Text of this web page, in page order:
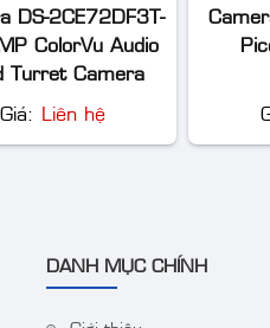
DS-2CE72DF3T-
ColorVu Audio
Turret Camera
Giá: Liên hệ
DANH MỤC CHÍNH